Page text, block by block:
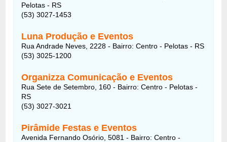
Pelotas - RS
(53) 3027-1453
Luna Produção e Eventos
Rua Andrade Neves, 2228 - Bairro: Centro - Pelotas - RS
(53) 3025-1200
Organizza Comunicação e Eventos
Rua Sete de Setembro, 160 - Bairro: Centro - Pelotas -
RS
(53) 3027-3021
Pirâmide Festas e Eventos
Avenida Fernando Osório, 5081 - Bairro: Centro -